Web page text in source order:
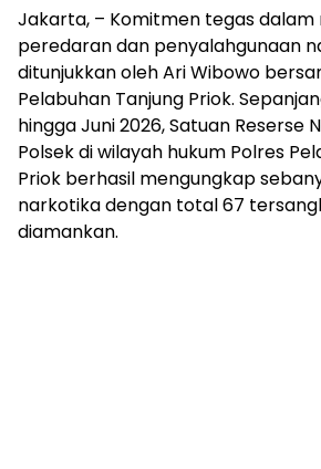
Jakarta, – Komitmen tegas
peredaran dan penyalahgunaan
ditunjukkan oleh Ari Wibowo
Pelabuhan Tanjung Priok.
hingga Juni 2026, Satuan Reserse
Polsek di wilayah hukum Polres
Priok berhasil mengungkap
narkotika dengan total 67
diamankan.